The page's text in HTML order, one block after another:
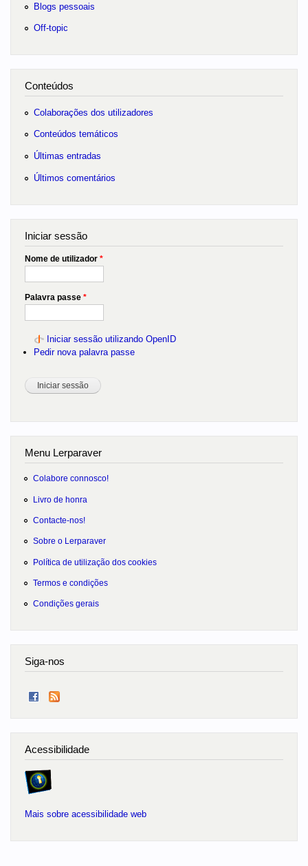
Blogs pessoais
Off-topic
Conteúdos
Colaborações dos utilizadores
Conteúdos temáticos
Últimas entradas
Últimos comentários
Iniciar sessão
Nome de utilizador *
Palavra passe *
Iniciar sessão utilizando OpenID
Pedir nova palavra passe
Menu Lerparaver
Colabore connosco!
Livro de honra
Contacte-nos!
Sobre o Lerparaver
Política de utilização dos cookies
Termos e condições
Condições gerais
Siga-nos
Acessibilidade
Mais sobre acessibilidade web